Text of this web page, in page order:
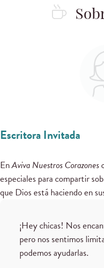
Escritora Invitada
EnAviva Nuestros Corazones
especiales para compartir
que Dios está haciendo en
¡Hey chicas! Nos
pero nos sentimos
podemos ayudarlas.